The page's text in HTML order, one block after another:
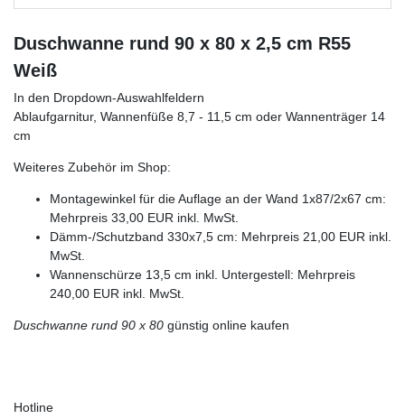
Duschwanne rund 90 x 80 x 2,5 cm R55
Weiß
In den Dropdown-Auswahlfeldern
Ablaufgarnitur, Wannenfüße 8,7 - 11,5 cm oder Wannenträger 14
cm
Weiteres Zubehör im Shop:
Montagewinkel für die Auflage an der Wand 1x87/2x67 cm:
Mehrpreis 33,00 EUR inkl. MwSt.
Dämm-/Schutzband 330x7,5 cm: Mehrpreis 21,00 EUR inkl.
MwSt.
Wannenschürze 13,5 cm inkl. Untergestell: Mehrpreis
240,00 EUR inkl. MwSt.
Duschwanne rund 90 x 80 günstig online kaufen
Hotline